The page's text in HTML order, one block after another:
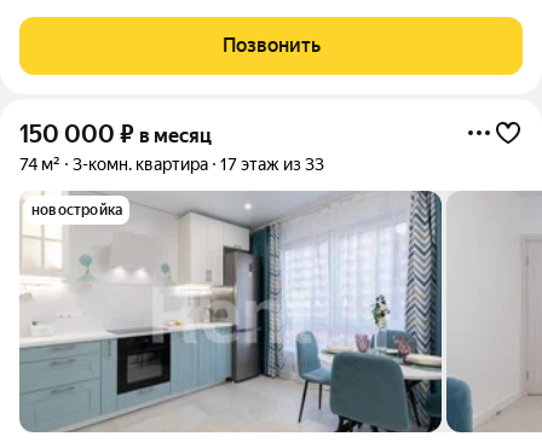
рядом. можно с детьми, животными. В квартире есть все
необходимое для жизни:
Позвонить
150 000 ₽ в месяц
74 м² 3-комн. квартира 17 этаж из 33
новостройка